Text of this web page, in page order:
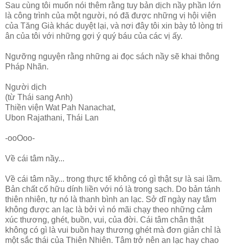
Sau cùng tôi muốn nói thêm rằng tuy bản dịch nầy phần lớn
là công trình của một người, nó đã được những vị hội viên
của Tăng Già khác duyệt lại, và nơi đây tôi xin bày tỏ lòng tri
ân của tôi với những gợi ý quý báu của các vị ấy.
Ngưỡng nguyện rằng những ai đọc sách nầy sẽ khai thông
Pháp Nhãn.
Người dịch
(từ Thái sang Anh)
Thiền viện Wat Pah Nanachat,
Ubon Rajathani, Thái Lan
-ooOoo-
Về cái tâm nầy...
Về cái tâm nầy... trong thực tế không có gì thật sự là sai lầm.
Bản chất cố hữu dính liền với nó là trong sạch. Do bản tánh
thiên nhiên, tự nó là thanh bình an lạc. Sở dĩ ngày nay tâm
không được an lạc là bởi vì nó mãi chạy theo những cảm
xúc thương, ghét, buồn, vui, của đời. Cái tâm chân thật
không có gì là vui buồn hay thương ghét mà đơn giản chỉ là
một sắc thái của Thiên Nhiên. Tâm trở nên an lạc hay chao